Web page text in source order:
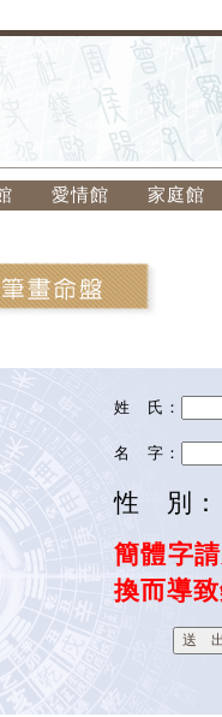
愛情館 家庭館
姓 氏：
名 字：
性 別
簡體字
換而導